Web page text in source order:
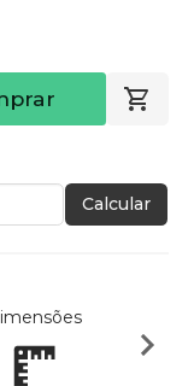
Calcular